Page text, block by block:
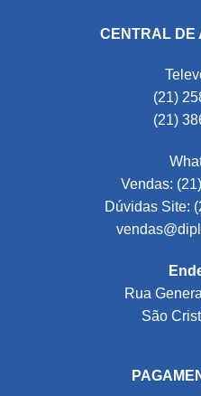
CENTRAL DE
(21)
(21)
Vendas:
Dúvidas Site:
Rua
São